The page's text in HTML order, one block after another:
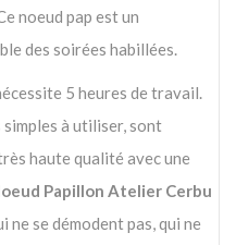
noeud pap est un
des soirées habillées.
5 heures de travail.
à utiliser, sont
haute qualité avec une
Papillon Atelier Cerbu
se démodent pas, qui ne